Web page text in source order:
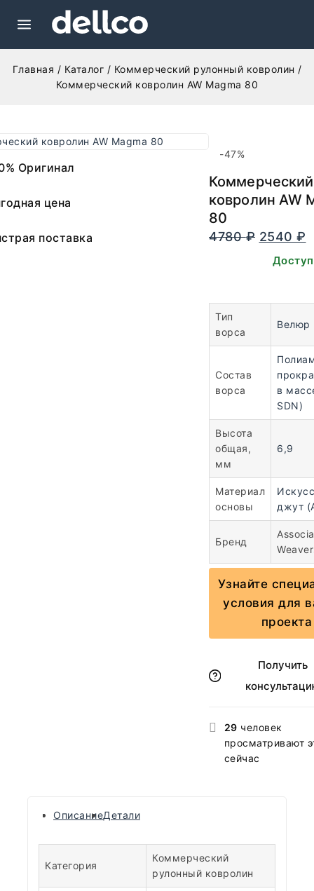
Главная / Каталог / Коммерческий рулонный ковролин /
Коммерческий ковролин AW Magma 80
Оригинал
цена
поставка
-47%
Коммерческий
ковролин AW
80
4780₽ 2540 ₽
В наличии.
Тип
ворса
Велюр
Состав
ворса
в
SDN)
Высота
общая,
мм
6,9
Материал
основы
джут
Бренд
Узнайте
условия для
проекта
Получить
29 человек
просматривают
сейчас
ОписаниеДетали
Категория
Коммерческий
рулонный ковролин